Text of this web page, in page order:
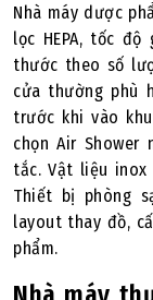
Nhà máy dược
lọc HEPA, tốc
thước theo số
cửa thường phù
trước khi vào
chọn Air
tắc. Vật liệu
Thiết bị phòng
layout thay đồ,
phẩm.